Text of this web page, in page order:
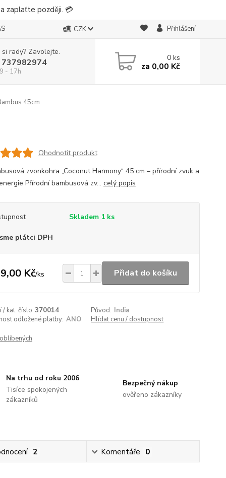
zaplaťte později. 💳
CZK Přihlášení
rady? Zavolejte.
737982974
- 17h
0ks
za 0,00 Kč
45cm
Ohodnotit produkt
zvonkohra „Coconut Harmony“ 45 cm – přírodní zvuk a
Přírodní bambusová zv... celý popis
Skladem 1 ks
plátci DPH
Kč/ks Přidat do košíku
/ kat. číslo 370014 Původ: India
odložené platby: ANO Hlídat cenu / dostupnost
Na trhu od roku 2006
Tisíce spokojených
zákazníků
Bezpečný nákup
ověřeno zákazníky
2 Komentáře 0